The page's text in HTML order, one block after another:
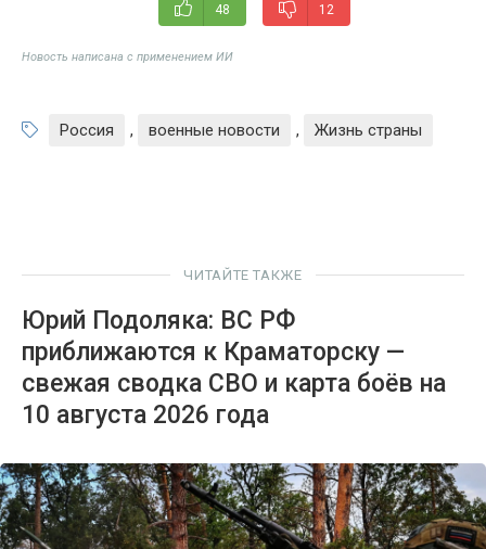
48 12
Новость написана с применением ИИ
Россия , военные новости , Жизнь страны
ЧИТАЙТЕ ТАКЖЕ
Юрий Подоляка: ВС РФ
приближаются к Краматорску —
свежая сводка СВО и карта боёв на
10 августа 2026 года